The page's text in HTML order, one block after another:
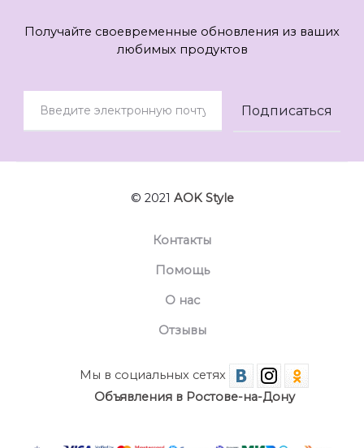
Получайте своевременные обновления из ваших
любимых продуктов
© 2021 AOK Style
Контакты
Помощь
О нас
Отзывы
Мы в социальных сетях
Объявления в Ростове-на-Дону